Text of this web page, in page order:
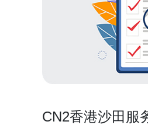
CN2香港沙田服